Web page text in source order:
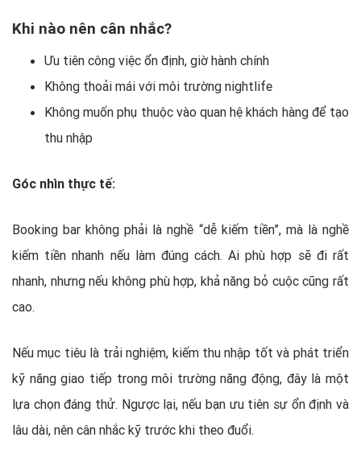
Khi nào nên cân nhắc?
Ưu tiên công việc ổn định, giờ hành chính
Không thoải mái với môi trường nightlife
Không muốn phụ thuộc vào quan hệ khách hàng để tạo
thu nhập
Góc nhìn thực tế:
Booking bar không phải là nghề “dễ kiếm tiền”, mà là nghề
kiếm tiền nhanh nếu làm đúng cách. Ai phù hợp sẽ đi rất
nhanh, nhưng nếu không phù hợp, khả năng bỏ cuộc cũng rất
cao.
Nếu mục tiêu là trải nghiệm, kiếm thu nhập tốt và phát triển
kỹ năng giao tiếp trong môi trường năng động, đây là một
lựa chọn đáng thử. Ngược lại, nếu bạn ưu tiên sự ổn định và
lâu dài, nên cân nhắc kỹ trước khi theo đuổi.